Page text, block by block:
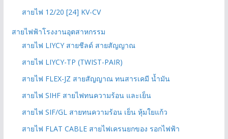
สายไฟ 12/20 [24] KV-CV
สายไฟฟ้าโรงงานอุตสาหกรรม
สายไฟ LIYCY สายชีลด์ สายสัญญาณ
สายไฟ LIYCY-TP (TWIST-PAIR)
สายไฟ FLEX-JZ สายสัญญาณ ทนสารเคมี น้ำมัน
สายไฟ SIHF สายไฟทนความร้อน และเย็น
สายไฟ SIF/GL สายทนความร้อน เย็น หุ้มใยแก้ว
สายไฟ FLAT CABLE สายไฟเครนยกของ รอกไฟฟ้า